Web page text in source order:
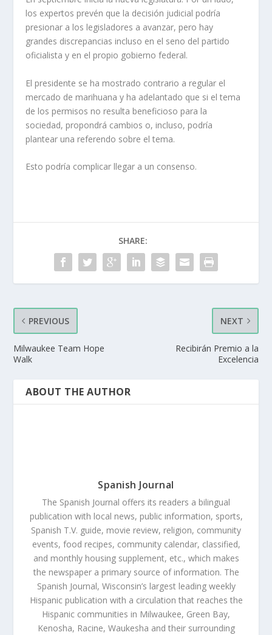
los expertos prevén que la decisión judicial podría
presionar a los legisladores a avanzar, pero hay
grandes discrepancias incluso en el seno del partido
oficialista y en el propio gobierno federal.
El presidente se ha mostrado contrario a regular el
mercado de marihuana y ha adelantado que si el tema
de los permisos no resulta beneficioso para la
sociedad, propondrá cambios o, incluso, podría
plantear una referendo sobre el tema.
Esto podría complicar llegar a un consenso.
SHARE:
PREVIOUS
Milwaukee Team Hope
Walk
NEXT
Recibirán Premio a la
Excelencia
ABOUT THE AUTHOR
Spanish Journal
The Spanish Journal offers its readers a bilingual
publication with local news, public information, sports,
Spanish T.V. guide, movie review, religion, community
events, food recipes, community calendar, classified,
and monthly housing supplement, etc., which makes
the newspaper a primary source of information. The
Spanish Journal, Wisconsin’s largest leading weekly
Hispanic publication with a circulation that reaches the
Hispanic communities in Milwaukee, Green Bay,
Kenosha, Racine, Waukesha and their surrounding